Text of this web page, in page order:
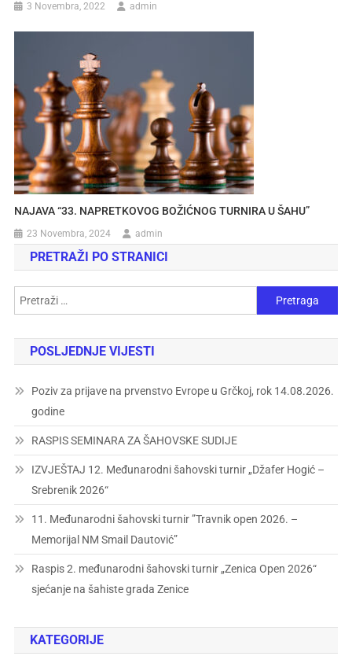
3 Novembra, 2022 admin
NAJAVA “33. NAPRETKOVOG BOŽIĆNOG TURNIRA U ŠAHU”
23 Novembra, 2024 admin
PRETRAŽI PO STRANICI
POSLJEDNJE VIJESTI
Poziv za prijave na prvenstvo Evrope u Grčkoj, rok 14.08.2026.
godine
RASPIS SEMINARA ZA ŠAHOVSKE SUDIJE
IZVJEŠTAJ 12. Međunarodni šahovski turnir „Džafer Hogić –
Srebrenik 2026“
11. Međunarodni šahovski turnir ”Travnik open 2026. –
Memorijal NM Smail Dautović”
Raspis 2. međunarodni šahovski turnir „Zenica Open 2026“
sjećanje na šahiste grada Zenice
KATEGORIJE